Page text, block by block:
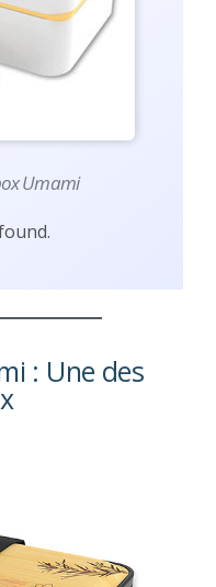
Umami
: Une des